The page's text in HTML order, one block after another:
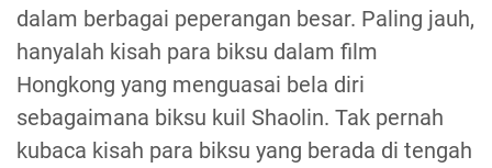
dalam berbagai peperangan besar. Paling jauh,
hanyalah kisah para biksu dalam film
Hongkong yang menguasai bela diri
sebagaimana biksu kuil Shaolin. Tak pernah
kubaca kisah para biksu yang berada di tengah